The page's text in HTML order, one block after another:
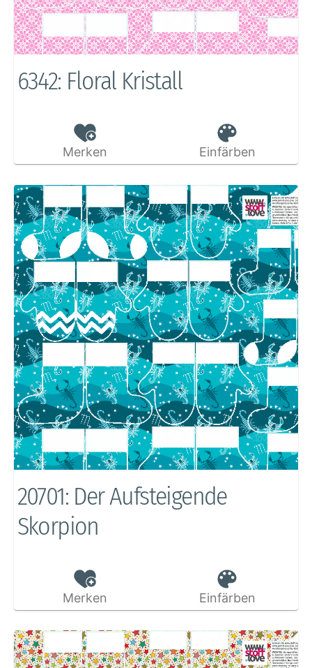
6342: Floral Kristall
Merken Einfärben
20701: Der Aufsteigende
Skorpion
Merken Einfärben